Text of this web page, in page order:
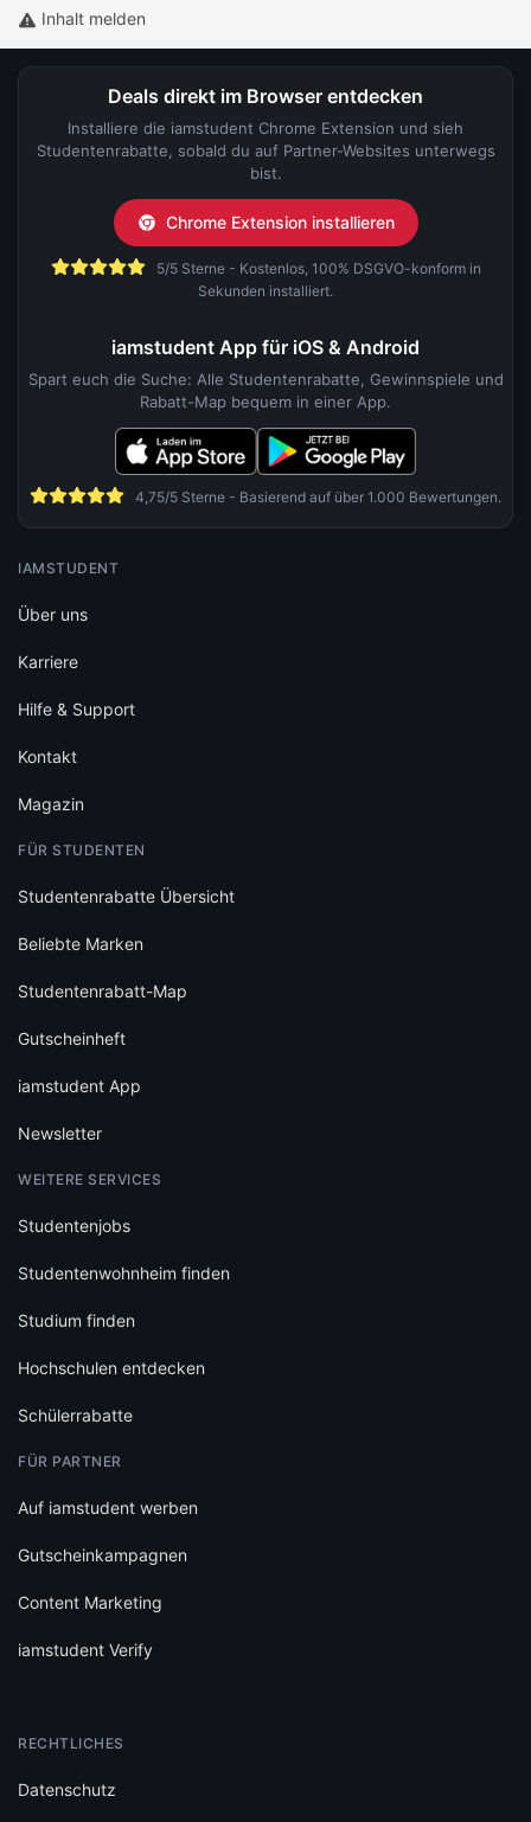
Inhalt melden
Deals direkt im Browser entdecken
Installiere die iamstudent Chrome Extension und sieh
Studentenrabatte, sobald du auf Partner-Websites unterwegs
bist.
Chrome Extension installieren
5/5 Sterne - Kostenlos, 100% DSGVO-konform in
Sekunden installiert.
iamstudent App für iOS & Android
Spart euch die Suche: Alle Studentenrabatte, Gewinnspiele und
Rabatt-Map bequem in einer App.
4,75/5 Sterne - Basierend auf über 1.000 Bewertungen.
IAMSTUDENT
Über uns
Karriere
Hilfe & Support
Kontakt
Magazin
FÜR STUDENTEN
Studentenrabatte Übersicht
Beliebte Marken
Studentenrabatt-Map
Gutscheinheft
iamstudent App
Newsletter
WEITERE SERVICES
Studentenjobs
Studentenwohnheim finden
Studium finden
Hochschulen entdecken
Schülerrabatte
FÜR PARTNER
Auf iamstudent werben
Gutscheinkampagnen
Content Marketing
iamstudent Verify
RECHTLICHES
Datenschutz